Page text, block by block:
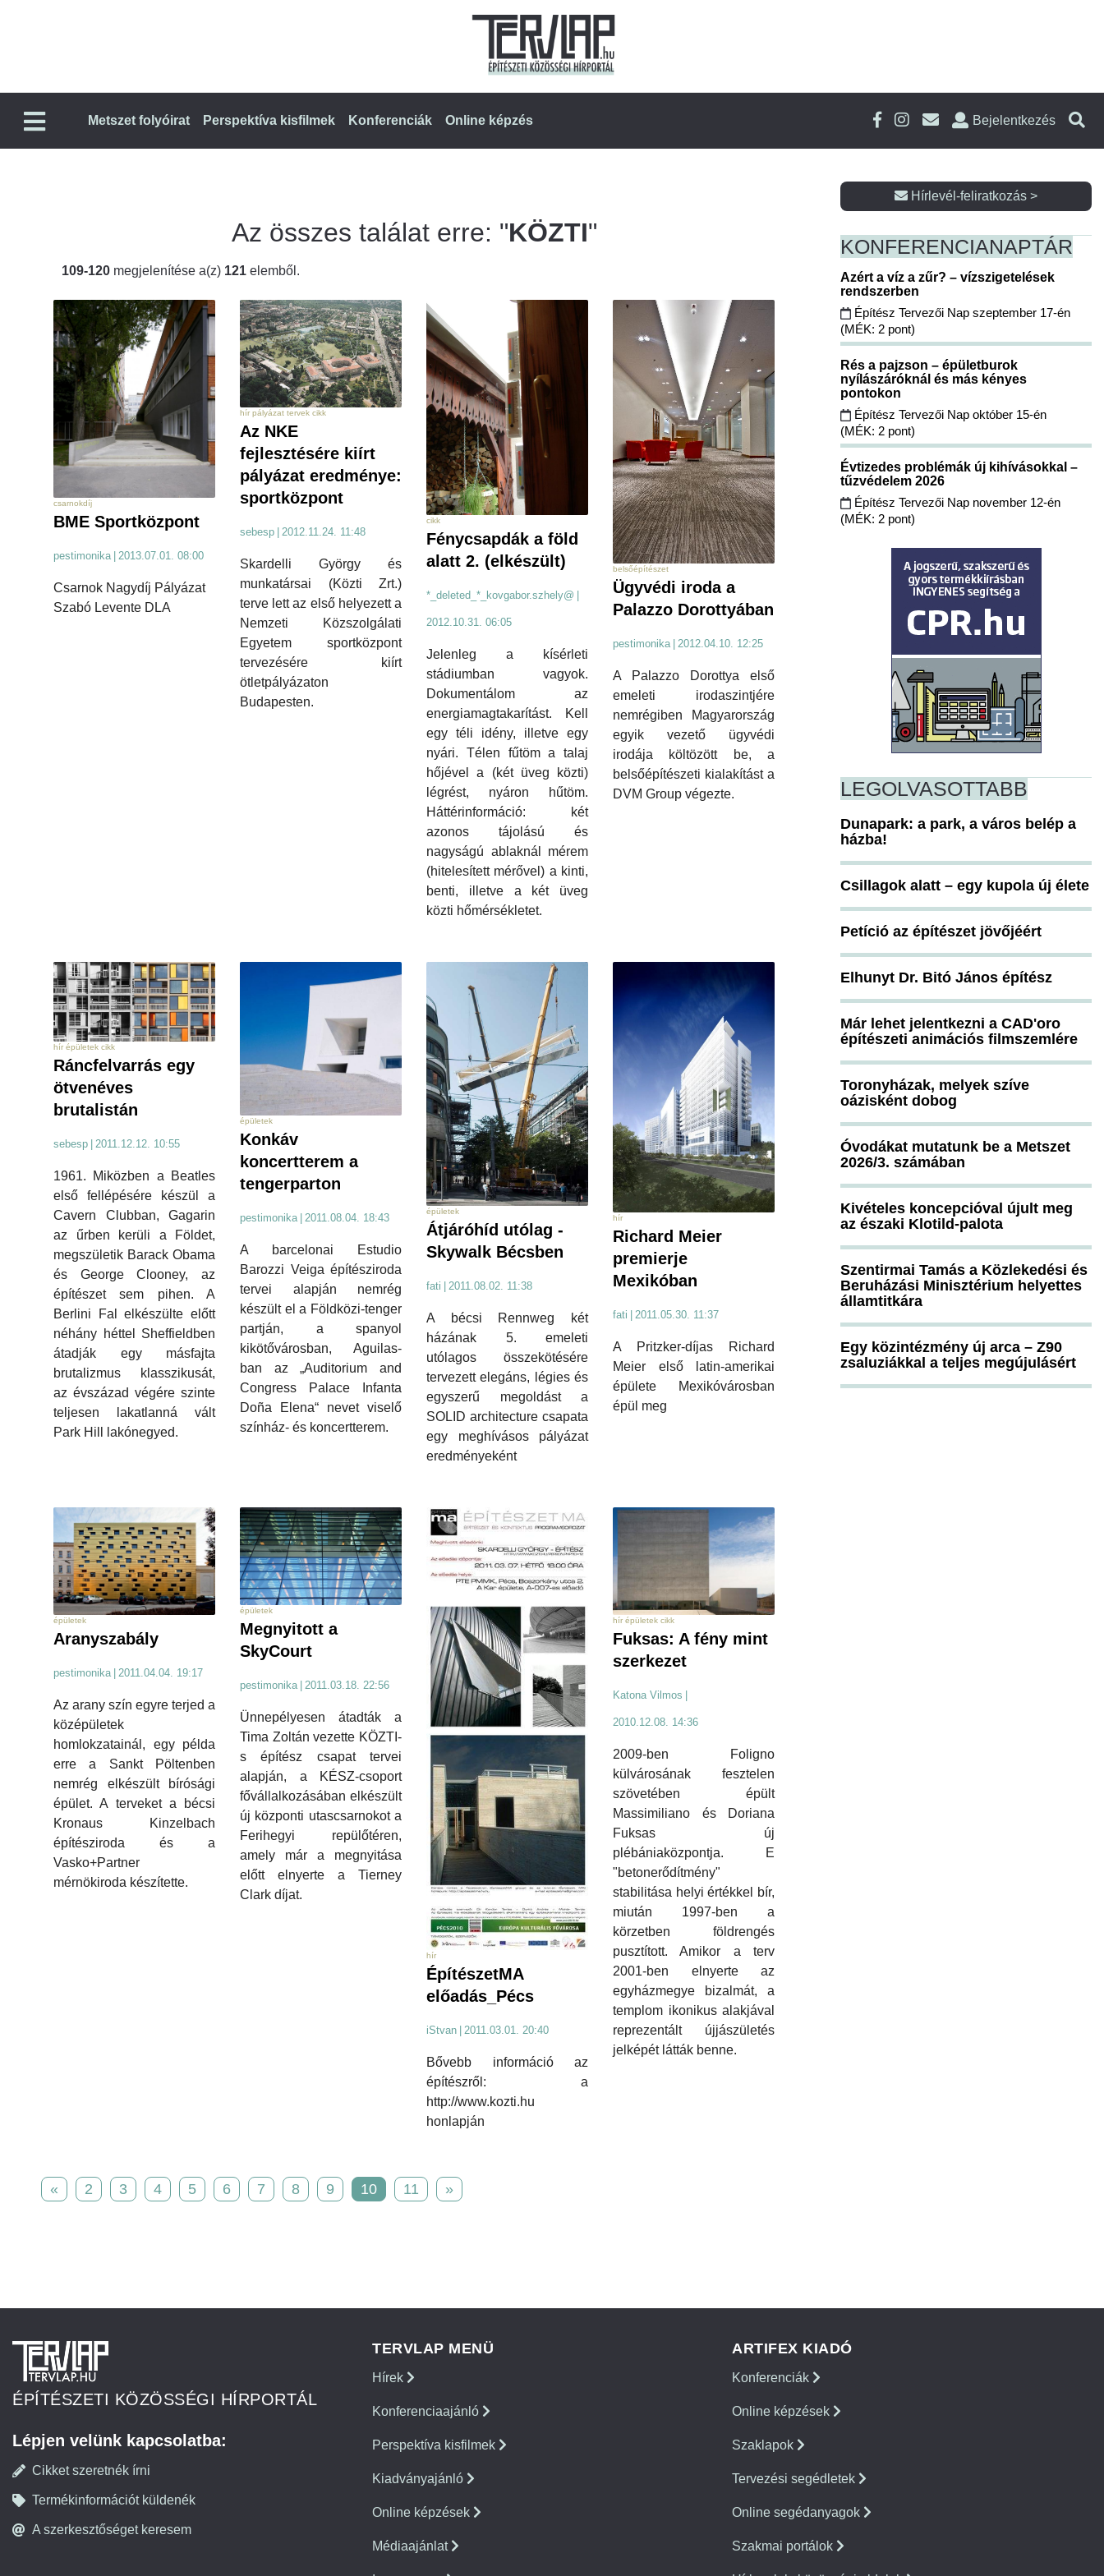
Metszet folyóirat Perspektíva kisfilmek Konferenciák Online képzés Bejelentkezés
Az összes találat erre: "KÖZTI"
109-120 megjelenítése a(z) 121 elemből.
csarnokdíj
BME Sportközpont
pestimonika 2013.07.01. 08:00
Csarnok Nagydíj Pályázat
Szabó Levente DLA
hír pályázat tervek cikk
Az NKE
fejlesztésére kiírt
pályázat eredménye:
sportközpont
sebesp 2012.11.24. 11:48
Skardelli György és
munkatársai (Közti Zrt.)
terve lett az első helyezett a
Nemzeti Közszolgálati
Egyetem sportközpont
tervezésére kiírt
ötletpályázaton
Budapesten.
cikk
Fénycsapdák a föld
alatt 2. (elkészült)
*_deleted_*_kovgabor.szhely@
2012.10.31. 06:05
Jelenleg a kísérleti
stádiumban vagyok.
Dokumentálom az
energiamagtakarítást. Kell
egy téli idény, illetve egy
nyári. Télen fűtöm a talaj
hőjével a (két üveg közti)
légrést, nyáron hűtöm.
Háttérinformáció: két
azonos tájolású és
nagyságú ablaknál mérem
(hitelesített mérővel) a kinti,
benti, illetve a két üveg
közti hőmérsékletet.
belsőépítészet
Ügyvédi iroda a
Palazzo Dorottyában
pestimonika 2012.04.10. 12:25
A Palazzo Dorottya első
emeleti irodaszintjére
nemrégiben Magyarország
egyik vezető ügyvédi
irodája költözött be, a
belsőépítészeti kialakítást a
DVM Group végezte.
hír épületek cikk
Ráncfelvarrás egy
ötvenéves
brutalistán
sebesp 2011.12.12. 10:55
1961. Miközben a Beatles
első fellépésére készül a
Cavern Clubban, Gagarin
az űrben kerüli a Földet,
megszületik Barack Obama
és George Clooney, az
építészet sem pihen. A
Berlini Fal elkészülte előtt
néhány héttel Sheffieldben
átadják egy másfajta
brutalizmus klasszikusát,
az évszázad végére szinte
teljesen lakatlanná vált
Park Hill lakónegyed.
épületek
Konkáv
koncertterem a
tengerparton
pestimonika 2011.08.04. 18:43
A barcelonai Estudio
Barozzi Veiga építésziroda
tervei alapján nemrég
készült el a Földközi-tenger
partján, a spanyol
kikötővárosban, Aguilas-
ban az „Auditorium and
Congress Palace Infanta
Doña Elena“ nevet viselő
színház- és koncertterem.
épületek
Átjáróhíd utólag -
Skywalk Bécsben
fati 2011.08.02. 11:38
A bécsi Rennweg két
házának 5. emeleti
utólagos összekötésére
tervezett elegáns, légies és
egyszerű megoldást a
SOLID architecture csapata
egy meghívásos pályázat
eredményeként
hír
Richard Meier
premierje
Mexikóban
fati 2011.05.30. 11:37
A Pritzker-díjas Richard
Meier első latin-amerikai
épülete Mexikóvárosban
épül meg
épületek
Aranyszabály
pestimonika 2011.04.04. 19:17
Az arany szín egyre terjed a
középületek
homlokzatainál, egy példa
erre a Sankt Pöltenben
nemrég elkészült bírósági
épület. A terveket a bécsi
Kronaus Kinzelbach
építésziroda és a
Vasko+Partner
mérnökiroda készítette.
épületek
Megnyitott a
SkyCourt
pestimonika 2011.03.18. 22:56
Ünnepélyesen átadták a
Tima Zoltán vezette KÖZTI-
s építész csapat tervei
alapján, a KÉSZ-csoport
fővállalkozásában elkészült
új központi utascsarnokot a
Ferihegyi repülőtéren,
amely már a megnyitása
előtt elnyerte a Tierney
Clark díjat.
hír
ÉpítészetMA
előadás_Pécs
iStvan 2011.03.01. 20:40
Bővebb információ az
építészről: a
http://www.kozti.hu
honlapján
hír épületek cikk
Fuksas: A fény mint
szerkezet
Katona Vilmos
2010.12.08. 14:36
2009-ben Foligno
külvárosának fesztelen
szövetében épült
Massimiliano és Doriana
Fuksas új
plébániaközpontja. E
"betonerődítmény"
stabilitása helyi értékkel bír,
miután 1997-ben a
körzetben földrengés
pusztított. Amikor a terv
2001-ben elnyerte az
egyházmegye bizalmát, a
templom ikonikus alakjával
reprezentált újjászületés
jelképét látták benne.
« 2 3 4 5 6 7 8 9 10 11 »
Hírlevél-feliratkozás >
KONFERENCIANAPTÁR
Azért a víz a zűr? – vízszigetelések
rendszerben
Építész Tervezői Nap szeptember 17-én
(MÉK: 2 pont)
Rés a pajzson – épületburok
nyílászáróknál és más kényes
pontokon
Építész Tervezői Nap október 15-én
(MÉK: 2 pont)
Évtizedes problémák új kihívásokkal –
tűzvédelem 2026
Építész Tervezői Nap november 12-én
(MÉK: 2 pont)
LEGOLVASOTTABB
Dunapark: a park, a város belép a
házba!
Csillagok alatt – egy kupola új élete
Petíció az építészet jövőjéért
Elhunyt Dr. Bitó János építész
Már lehet jelentkezni a CAD'oro
építészeti animációs filmszemlére
Toronyházak, melyek szíve
oázisként dobog
Óvodákat mutatunk be a Metszet
2026/3. számában
Kivételes koncepcióval újult meg
az északi Klotild-palota
Szentirmai Tamás a Közlekedési és
Beruházási Minisztérium helyettes
államtitkára
Egy közintézmény új arca – Z90
zsaluziákkal a teljes megújulásért
ÉPÍTÉSZETI KÖZÖSSÉGI HÍRPORTÁL
Lépjen velünk kapcsolatba:
Cikket szeretnék írni
Termékinformációt küldenék
A szerkesztőséget keresem
TERVLAP MENÜ
Hírek
Konferenciaajánló
Perspektíva kisfilmek
Kiadványajánló
Online képzések
Médiaajánlat
ARTIFEX KIADÓ
Konferenciák
Online képzések
Szaklapok
Tervezési segédletek
Online segédanyagok
Szakmai portálok